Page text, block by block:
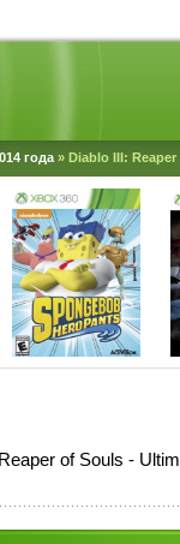
года » Diablo III:
of Souls -